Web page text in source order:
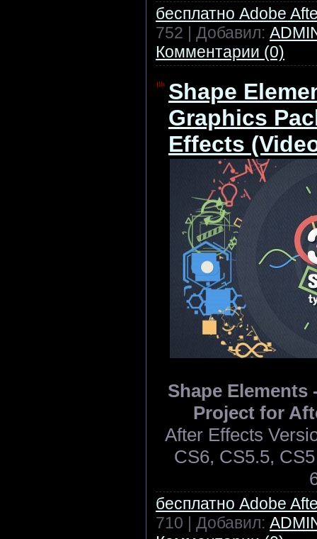
бесплатно Adobe
752 | Добавил:
Комментарии (0)
Shape
Graphics
Effects
Shape Elements
Project for
After Effects
CS6, CS5.5,
бесплатно Adobe
710 | Добавил: